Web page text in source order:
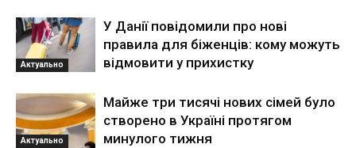
Актуально
У Данії повідомили про нові
правила для біженців: кому можуть
відмовити у прихистку
Актуально
Майже три тисячі нових сімей було
створено в Україні протягом
минулого тижня